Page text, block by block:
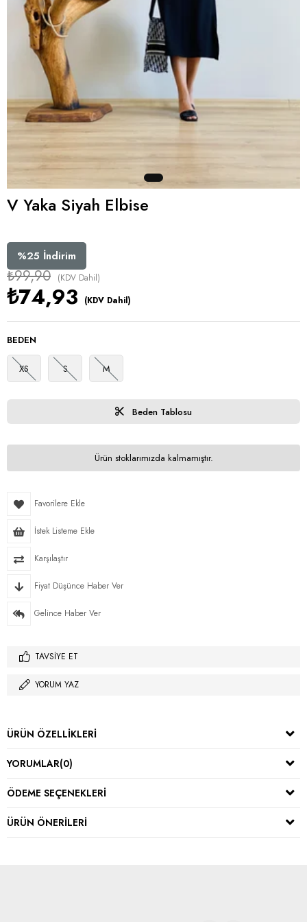
V Yaka Siyah Elbise
%25 İndirim
₺99,90 (KDV Dahil)
₺74,93 (KDV Dahil)
BEDEN
XS S M
Beden Tablosu
Ürün stoklarımızda kalmamıştır.
Favorilere Ekle
İstek Listeme Ekle
Karşılaştır
Fiyat Düşünce Haber Ver
Gelince Haber Ver
TAVSIYE ET
YORUM YAZ
ÜRÜN ÖZELLIKLERI
YORUMLAR(0)
ÖDEME SEÇENEKLERI
ÜRÜN ÖNERILERI